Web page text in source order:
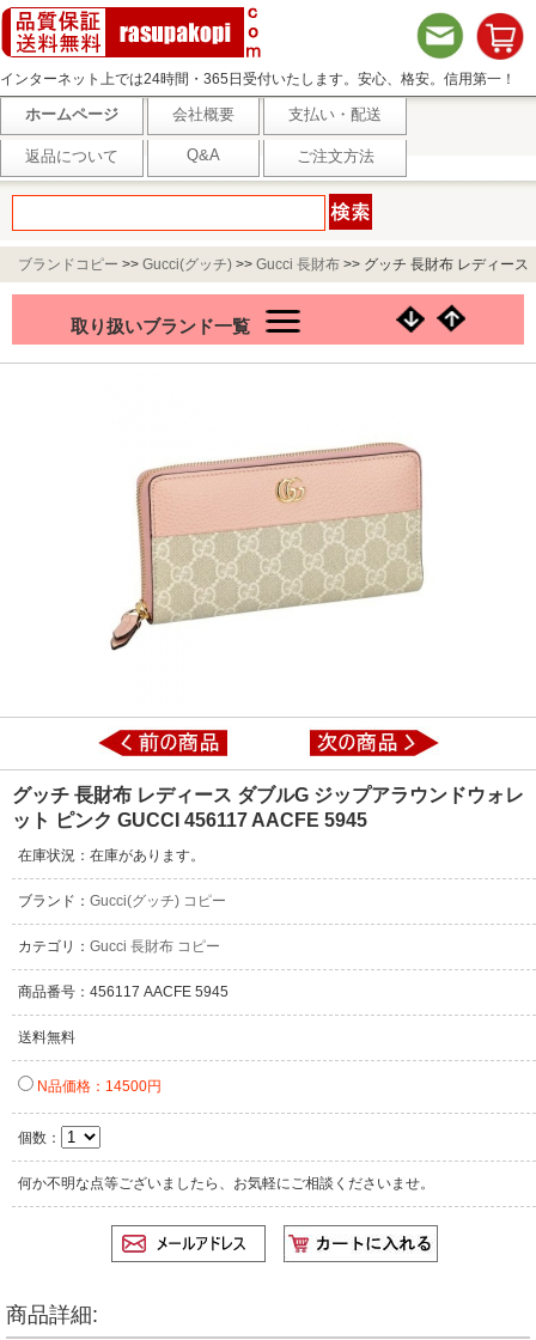
インターネット上では24時間・365日受付いたします。安心、格安。信用第一！
ホームページ 会社概要 支払い・配送
返品について Q&A ご注文方法
ブランドコピー >> Gucci(グッチ) >> Gucci 長財布 >> グッチ 長財布 レディース
ダブルG ジップアラウンドウォレット ピンク GUCCI 456117 AACFE 5945
取り扱いブランド一覧
グッチ 長財布 レディース ダブルG ジップアラウンドウォレ
ット ピンク GUCCI 456117 AACFE 5945
在庫状況：在庫があります。
ブランド： Gucci(グッチ) コピー
カテゴリ： Gucci 長財布 コピー
商品番号：456117 AACFE 5945
送料無料
N品価格：14500円
個数：
何か不明な点等ございましたら、お気軽にご相談くださいませ。
商品詳細: